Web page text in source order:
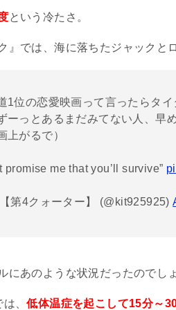
という冷たさ。
』では、海に落ちたジャックと
1位の恋愛映画って言ったらタ
ーっとあるまだみてない人、早
上がるで）
promise me that you’ll survive”
第4クォーター】 (@kit925925)
にあのような状況だったのでし
は、低体温症を起こして15分～